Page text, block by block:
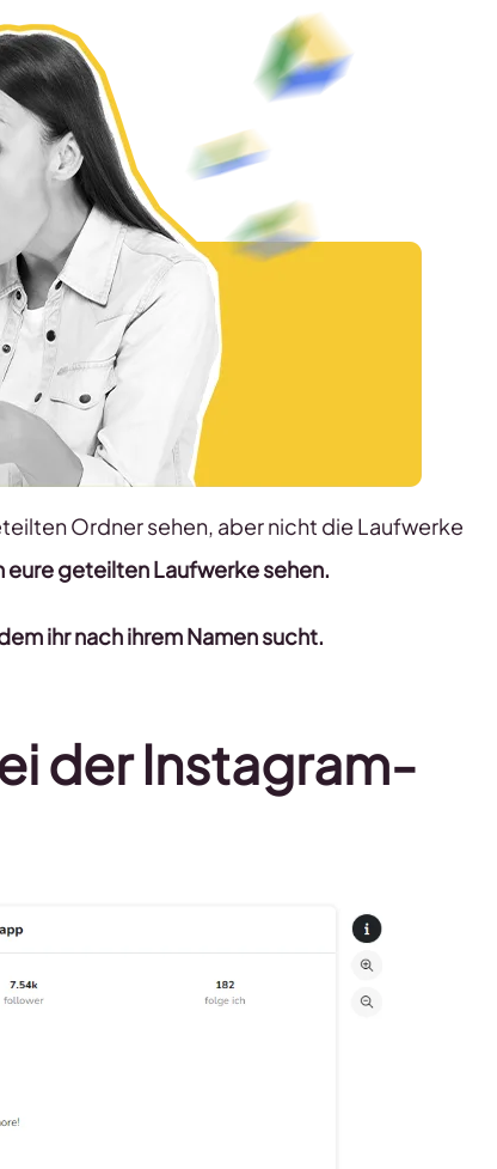
Ordner sehen, aber nicht die Laufwerke
eure geteilten Laufwerke sehen.
ihr nach ihrem Namen sucht.
der Instagram-